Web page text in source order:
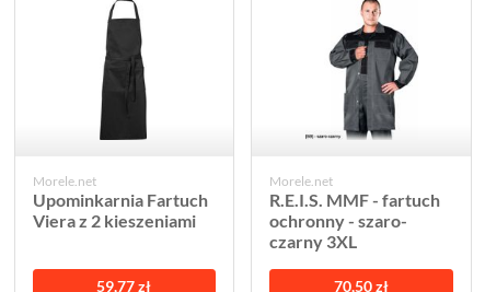
Morele.net
Upominkarnia Fartuch
Viera z 2 kieszeniami
59,77 zł
Morele.net
R.E.I.S. MMF - fartuch
ochronny - szaro-
czarny 3XL
70,50 zł